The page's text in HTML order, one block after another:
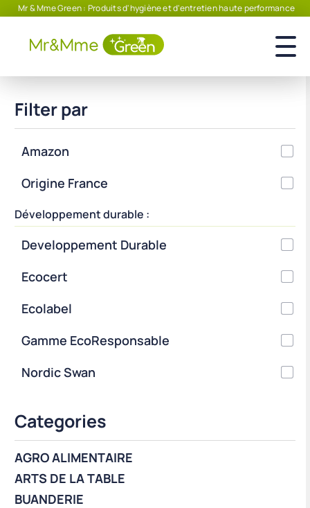
Mr & Mme Green : Produits d'hygiène et d'entretien haute performance
Filter par
Amazon
Origine France
Développement durable :
Developpement Durable
Ecocert
Ecolabel
Gamme EcoResponsable
Nordic Swan
Categories
AGRO ALIMENTAIRE
ARTS DE LA TABLE
BUANDERIE